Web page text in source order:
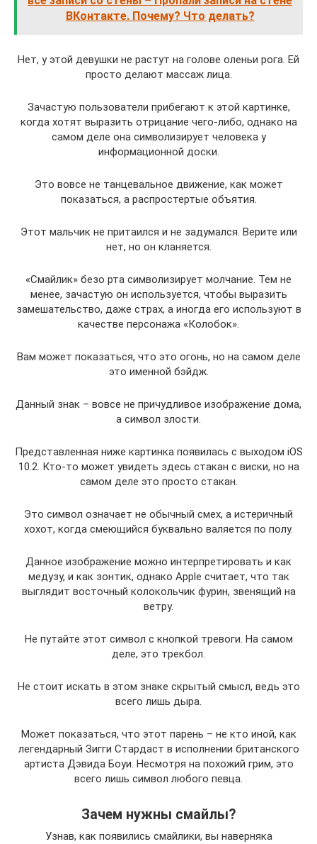
ВКонтакте. Почему? Что делать?
Нет, у этой девушки не растут на голове оленьи рога. Ей
просто делают массаж лица.
Зачастую пользователи прибегают к этой картинке,
когда хотят выразить отрицание чего-либо, однако на
самом деле она символизирует человека у
информационной доски.
Это вовсе не танцевальное движение, как может
показаться, а распростертые объятия.
Этот мальчик не притаился и не задумался. Верите или
нет, но он кланяется.
«Смайлик» безо рта символизирует молчание. Тем не
менее, зачастую он используется, чтобы выразить
замешательство, даже страх, а иногда его используют в
качестве персонажа «Колобок».
Вам может показаться, что это огонь, но на самом деле
это именной бэйдж.
Данный знак – вовсе не причудливое изображение дома,
а символ злости.
Представленная ниже картинка появилась с выходом iOS
10.2. Кто-то может увидеть здесь стакан с виски, но на
самом деле это просто стакан.
Это символ означает не обычный смех, а истеричный
хохот, когда смеющийся буквально валяется по полу.
Данное изображение можно интерпретировать и как
медузу, и как зонтик, однако Apple считает, что так
выглядит восточный колокольчик фурин, звенящий на
ветру.
Не путайте этот символ с кнопкой тревоги. На самом
деле, это трекбол.
Не стоит искать в этом знаке скрытый смысл, ведь это
всего лишь дыра.
Может показаться, что этот парень – не кто иной, как
легендарный Зигги Стардаст в исполнении британского
артиста Дэвида Боуи. Несмотря на похожий грим, это
всего лишь символ любого певца.
Зачем нужны смайлы?
Узнав, как появились смайлики, вы наверняка